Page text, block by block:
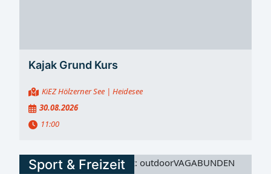
Kajak Grund Kurs
KiEZ Hölzerner See | Heidesee
30.08.2026
11:00
Sport & Freizeit